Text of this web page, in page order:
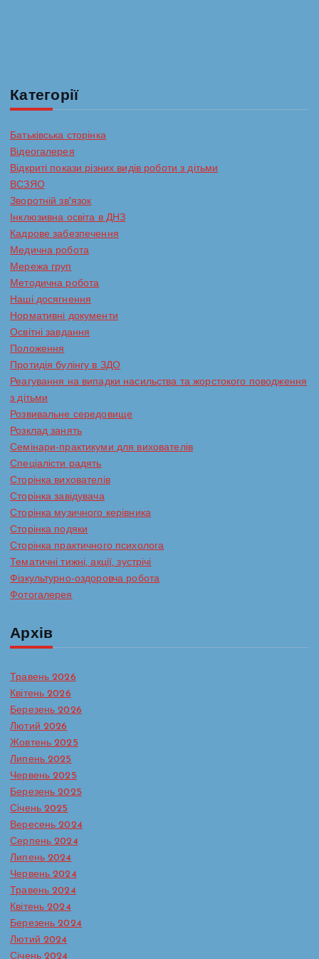
Категорії
Батьківська сторінка
Відеогалерея
Відкриті покази різних видів роботи з дітьми
ВСЗЯО
Зворотній зв'язок
Інклюзивна освіта в ДНЗ
Кадрове забезпечення
Медична робота
Мережа груп
Методична робота
Наші досягнення
Нормативні документи
Освітні завдання
Положення
Протидія булінгу в ЗДО
Реагування на випадки насильства та жорстокого поводження
з дітьми
Розвивальне середовище
Розклад занять
Семінари-практикуми для вихователів
Спеціалісти радять
Сторінка вихователів
Сторінка завідувача
Сторінка музичного керівника
Сторінка подяки
Сторінка практичного психолога
Тематичні тижні, акції, зустрічі
Фізкультурно-оздоровча робота
Фотогалерея
Архів
Травень 2026
Квітень 2026
Березень 2026
Лютий 2026
Жовтень 2025
Липень 2025
Червень 2025
Березень 2025
Січень 2025
Вересень 2024
Серпень 2024
Липень 2024
Червень 2024
Травень 2024
Квітень 2024
Березень 2024
Лютий 2024
Січень 2024
поводження з дітьми
Сторінка практичного психолога